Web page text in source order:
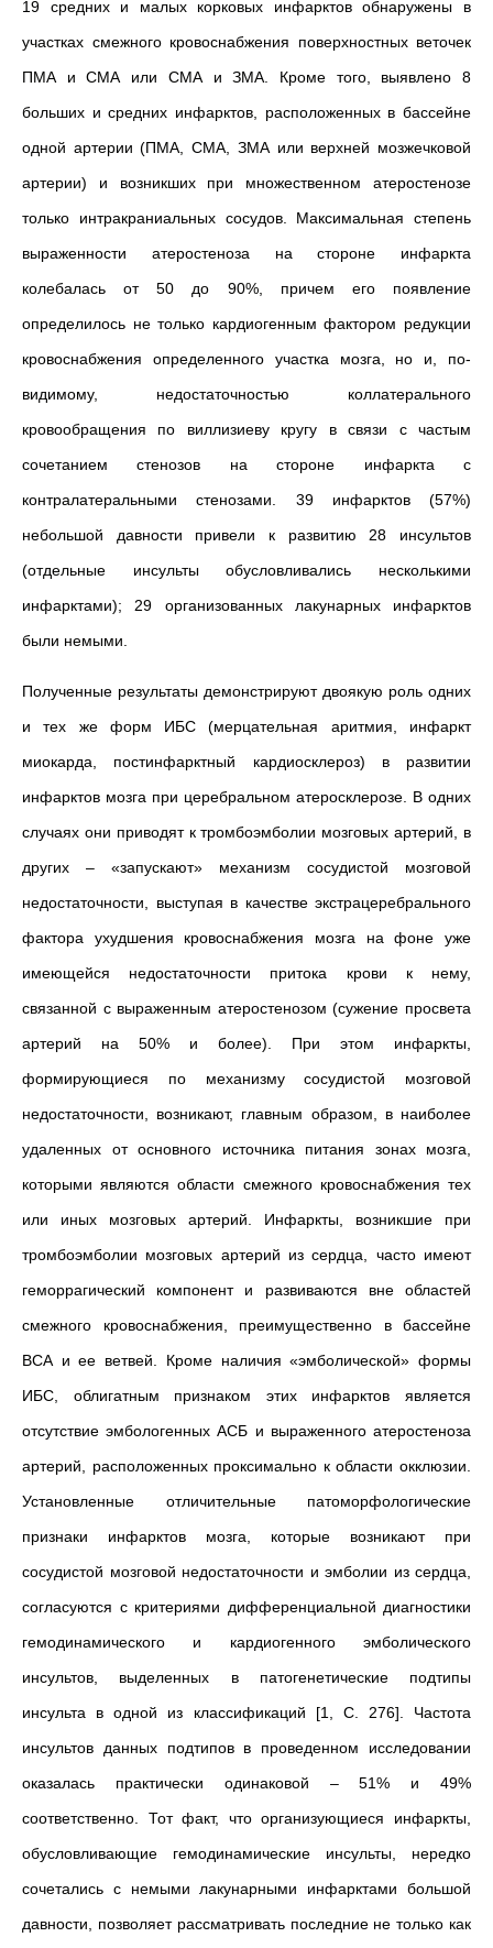
19 средних и малых корковых инфарктов обнаружены в
участках смежного кровоснабжения поверхностных веточек
ПМА и СМА или СМА и ЗМА. Кроме того, выявлено 8
больших и средних инфарктов, расположенных в бассейне
одной артерии (ПМА, СМА, ЗМА или верхней мозжечковой
артерии) и возникших при множественном атеростенозе
только интракраниальных сосудов. Максимальная степень
выраженности атеростеноза на стороне инфаркта
колебалась от 50 до 90%, причем его появление
определилось не только кардиогенным фактором редукции
кровоснабжения определенного участка мозга, но и, по-
видимому, недостаточностью коллатерального
кровообращения по виллизиеву кругу в связи с частым
сочетанием стенозов на стороне инфаркта с
контралатеральными стенозами. 39 инфарктов (57%)
небольшой давности привели к развитию 28 инсультов
(отдельные инсульты обусловливались несколькими
инфарктами); 29 организованных лакунарных инфарктов
были немыми.
Полученные результаты демонстрируют двоякую роль одних
и тех же форм ИБС (мерцательная аритмия, инфаркт
миокарда, постинфарктный кардиосклероз) в развитии
инфарктов мозга при церебральном атеросклерозе. В одних
случаях они приводят к тромбоэмболии мозговых артерий, в
других – «запускают» механизм сосудистой мозговой
недостаточности, выступая в качестве экстрацеребрального
фактора ухудшения кровоснабжения мозга на фоне уже
имеющейся недостаточности притока крови к нему,
связанной с выраженным атеростенозом (сужение просвета
артерий на 50% и более). При этом инфаркты,
формирующиеся по механизму сосудистой мозговой
недостаточности, возникают, главным образом, в наиболее
удаленных от основного источника питания зонах мозга,
которыми являются области смежного кровоснабжения тех
или иных мозговых артерий. Инфаркты, возникшие при
тромбоэмболии мозговых артерий из сердца, часто имеют
геморрагический компонент и развиваются вне областей
смежного кровоснабжения, преимущественно в бассейне
ВСА и ее ветвей. Кроме наличия «эмболической» формы
ИБС, облигатным признаком этих инфарктов является
отсутствие эмбологенных АСБ и выраженного атеростеноза
артерий, расположенных проксимально к области окклюзии.
Установленные отличительные патоморфологические
признаки инфарктов мозга, которые возникают при
сосудистой мозговой недостаточности и эмболии из сердца,
согласуются с критериями дифференциальной диагностики
гемодинамического и кардиогенного эмболического
инсультов, выделенных в патогенетические подтипы
инсульта в одной из классификаций [1, C. 276]. Частота
инсультов данных подтипов в проведенном исследовании
оказалась практически одинаковой – 51% и 49%
соответственно. Тот факт, что организующиеся инфаркты,
обусловливающие гемодинамические инсульты, нередко
сочетались с немыми лакунарными инфарктами большой
давности, позволяет рассматривать последние не только как